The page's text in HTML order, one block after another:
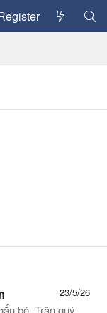
23/5/26
bó. Trân quý